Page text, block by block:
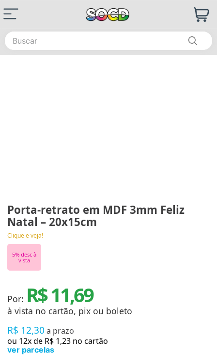
Buscar
Porta-retrato em MDF 3mm Feliz
Natal – 20x15cm
Clique e veja!
5% desc à
vista
Por: R$ 11,69
à vista no cartão, pix ou boleto
R$ 12,30 a prazo
ou 12x de R$ 1,23 no cartão
ver parcelas